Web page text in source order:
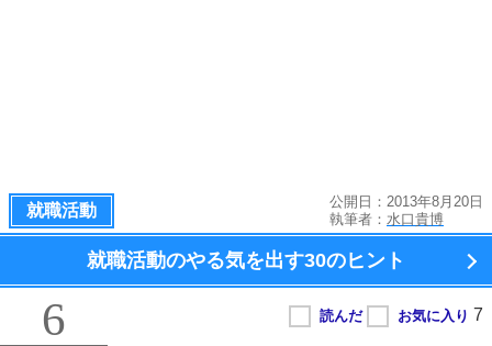
就職活動
公開日：2013年8月20日
執筆者： 水口貴博
就職活動のやる気を出す30のヒント
6